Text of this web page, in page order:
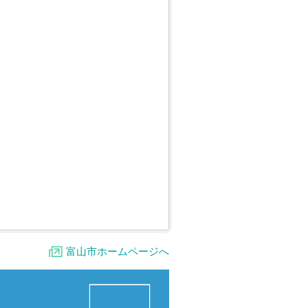
富山市ホームページへ